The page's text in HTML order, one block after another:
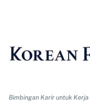
Bimbingan Karir untuk